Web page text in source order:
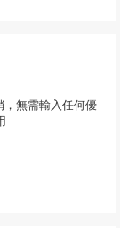
無需輸入任何優